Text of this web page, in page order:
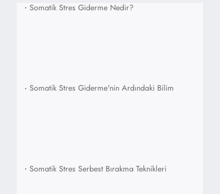
• Somatik Stres Giderme Nedir?
• Somatik Stres Giderme'nin Ardındaki Bilim
• Somatik Stres Serbest Bırakma Teknikleri